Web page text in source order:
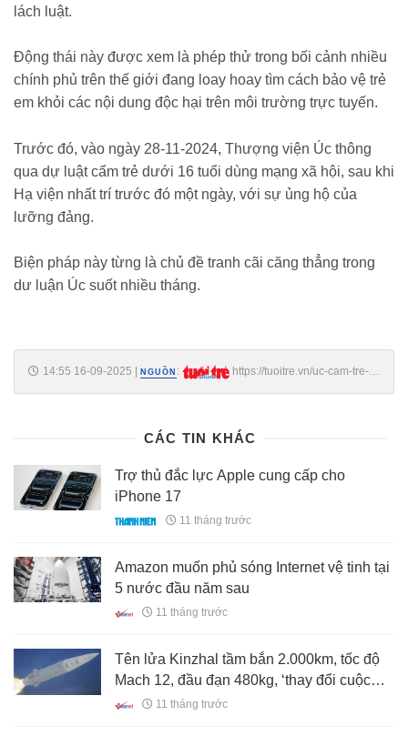
lách luật.
Động thái này được xem là phép thử trong bối cảnh nhiều
chính phủ trên thế giới đang loay hoay tìm cách bảo vệ trẻ
em khỏi các nội dung độc hại trên môi trường trực tuyến.
Trước đó, vào ngày 28-11-2024, Thượng viện Úc thông
qua dự luật cấm trẻ dưới 16 tuổi dùng mạng xã hội, sau khi
Hạ viện nhất trí trước đó một ngày, với sự ủng hộ của
lưỡng đảng.
Biện pháp này từng là chủ đề tranh cãi căng thẳng trong
dư luận Úc suốt nhiều tháng.
14:55 16-09-2025 NGUỒN :
https://tuoitre.vn/uc-cam-tre-
CÁC TIN KHÁC
Trợ thủ đắc lực Apple cung cấp cho
iPhone 17
11 tháng trước
Amazon muốn phủ sóng Internet vệ tinh tại
5 nước đầu năm sau
11 tháng trước
Tên lửa Kinzhal tầm bắn 2.000km, tốc độ
Mach 12, đầu đạn 480kg, ‘thay đổi cuộc
chơi’
11 tháng trước